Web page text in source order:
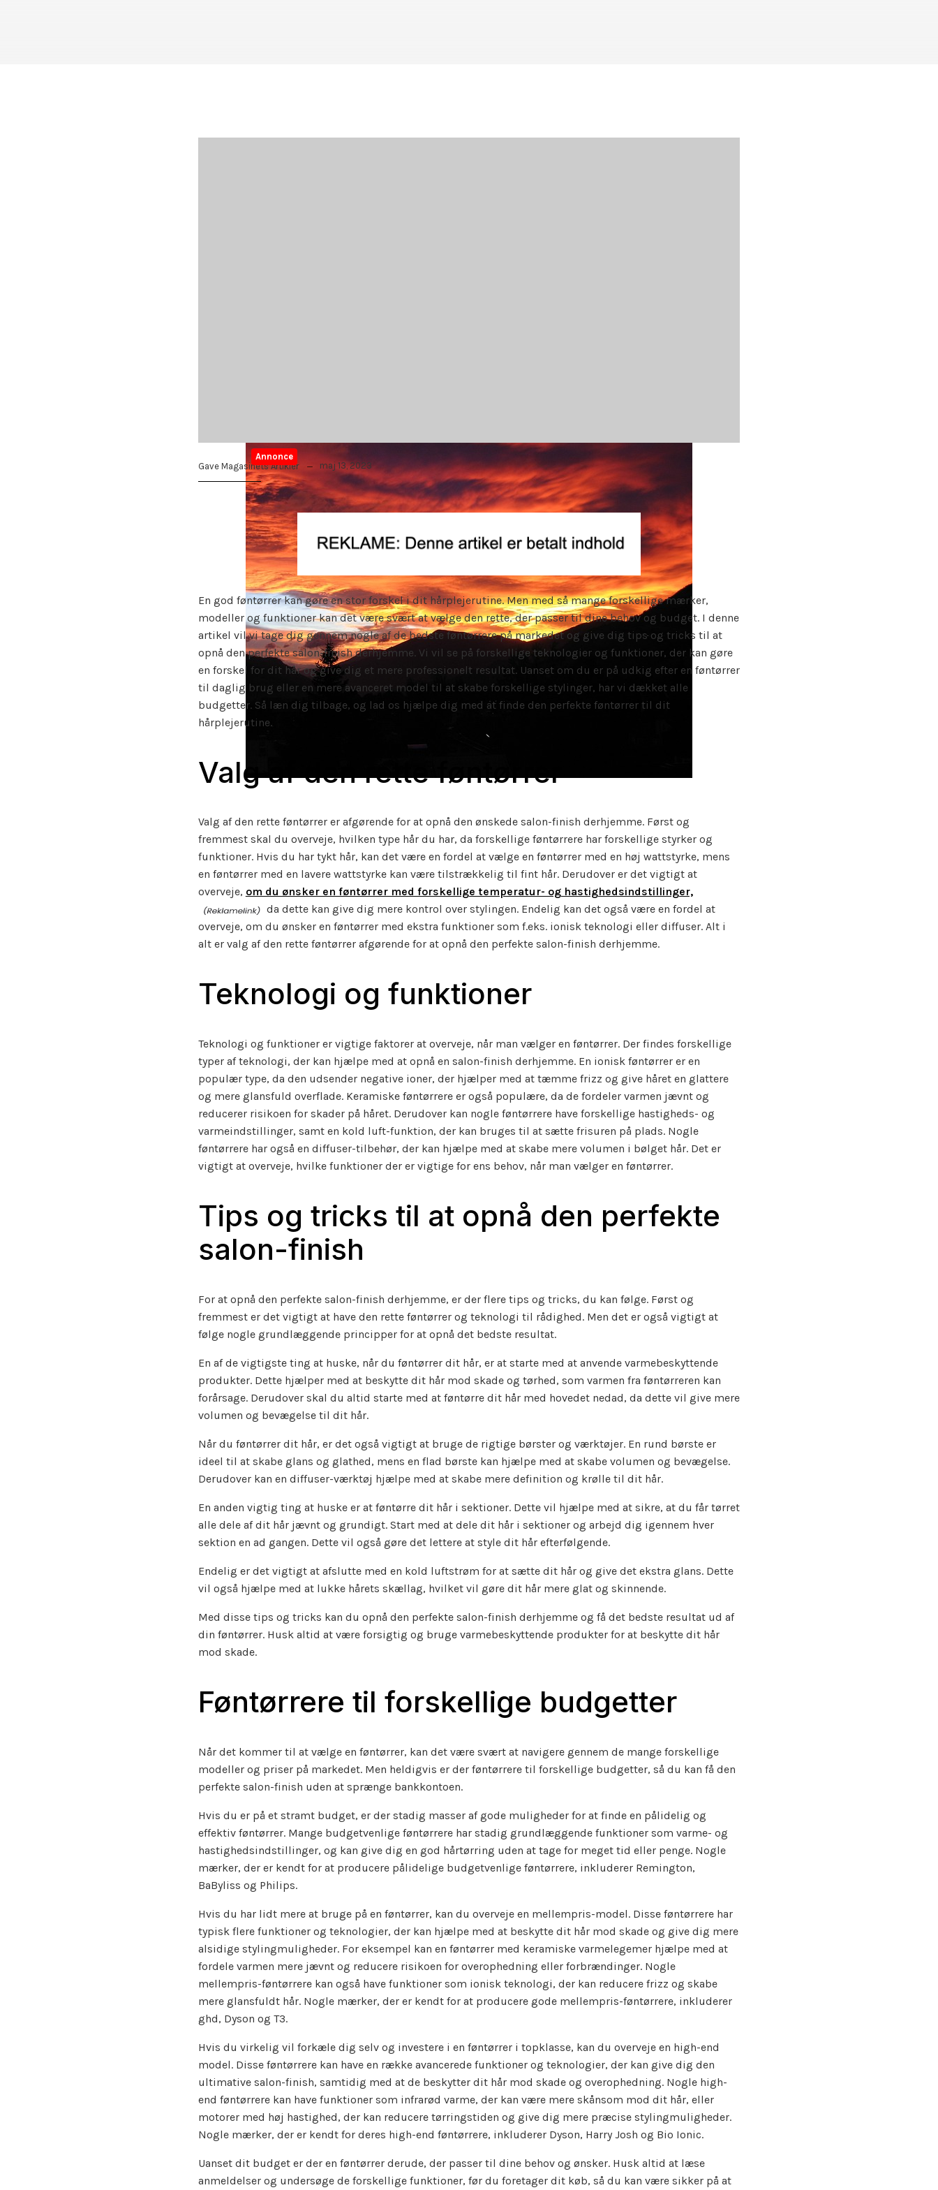
Annonce
Gave Magasinets Artikler
maj 13, 2023
En god føntørrer kan gøre en stor forskel i dit hårplejerutine. Men med så mange forskellige mærker,
modeller og funktioner kan det være svært at vælge den rette, der passer til dine behov og budget. I denne
artikel vil vi tage dig gennem nogle af de bedste føntørrere på markedet og give dig tips og tricks til at
opnå den perfekte salon-finish derhjemme. Vi vil se på forskellige teknologier og funktioner, der kan gøre
en forskel for dit hår og give dig et mere professionelt resultat. Uanset om du er på udkig efter en føntørrer
til daglig brug eller en mere avanceret model til at skabe forskellige stylinger, har vi dækket alle
budgetter. Så læn dig tilbage, og lad os hjælpe dig med at finde den perfekte føntørrer til dit
hårplejerutine.
Valg af den rette føntørrer
Valg af den rette føntørrer er afgørende for at opnå den ønskede salon-finish derhjemme. Først og
fremmest skal du overveje, hvilken type hår du har, da forskellige føntørrere har forskellige styrker og
funktioner. Hvis du har tykt hår, kan det være en fordel at vælge en føntørrer med en høj wattstyrke, mens
en føntørrer med en lavere wattstyrke kan være tilstrækkelig til fint hår. Derudover er det vigtigt at
overveje, om du ønsker en føntørrer med forskellige temperatur- og hastighedsindstillinger,
da dette kan give dig mere kontrol over stylingen. Endelig kan det også være en fordel at
overveje, om du ønsker en føntørrer med ekstra funktioner som f.eks. ionisk teknologi eller diffuser. Alt i
alt er valg af den rette føntørrer afgørende for at opnå den perfekte salon-finish derhjemme.
Teknologi og funktioner
Teknologi og funktioner er vigtige faktorer at overveje, når man vælger en føntørrer. Der findes forskellige
typer af teknologi, der kan hjælpe med at opnå en salon-finish derhjemme. En ionisk føntørrer er en
populær type, da den udsender negative ioner, der hjælper med at tæmme frizz og give håret en glattere
og mere glansfuld overflade. Keramiske føntørrere er også populære, da de fordeler varmen jævnt og
reducerer risikoen for skader på håret. Derudover kan nogle føntørrere have forskellige hastigheds- og
varmeindstillinger, samt en kold luft-funktion, der kan bruges til at sætte frisuren på plads. Nogle
føntørrere har også en diffuser-tilbehør, der kan hjælpe med at skabe mere volumen i bølget hår. Det er
vigtigt at overveje, hvilke funktioner der er vigtige for ens behov, når man vælger en føntørrer.
Tips og tricks til at opnå den perfekte
salon-finish
For at opnå den perfekte salon-finish derhjemme, er der flere tips og tricks, du kan følge. Først og
fremmest er det vigtigt at have den rette føntørrer og teknologi til rådighed. Men det er også vigtigt at
følge nogle grundlæggende principper for at opnå det bedste resultat.
En af de vigtigste ting at huske, når du føntørrer dit hår, er at starte med at anvende varmebeskyttende
produkter. Dette hjælper med at beskytte dit hår mod skade og tørhed, som varmen fra føntørreren kan
forårsage. Derudover skal du altid starte med at føntørre dit hår med hovedet nedad, da dette vil give mere
volumen og bevægelse til dit hår.
Når du føntørrer dit hår, er det også vigtigt at bruge de rigtige børster og værktøjer. En rund børste er
ideel til at skabe glans og glathed, mens en flad børste kan hjælpe med at skabe volumen og bevægelse.
Derudover kan en diffuser-værktøj hjælpe med at skabe mere definition og krølle til dit hår.
En anden vigtig ting at huske er at føntørre dit hår i sektioner. Dette vil hjælpe med at sikre, at du får tørret
alle dele af dit hår jævnt og grundigt. Start med at dele dit hår i sektioner og arbejd dig igennem hver
sektion en ad gangen. Dette vil også gøre det lettere at style dit hår efterfølgende.
Endelig er det vigtigt at afslutte med en kold luftstrøm for at sætte dit hår og give det ekstra glans. Dette
vil også hjælpe med at lukke hårets skællag, hvilket vil gøre dit hår mere glat og skinnende.
Med disse tips og tricks kan du opnå den perfekte salon-finish derhjemme og få det bedste resultat ud af
din føntørrer. Husk altid at være forsigtig og bruge varmebeskyttende produkter for at beskytte dit hår
mod skade.
Føntørrere til forskellige budgetter
Når det kommer til at vælge en føntørrer, kan det være svært at navigere gennem de mange forskellige
modeller og priser på markedet. Men heldigvis er der føntørrere til forskellige budgetter, så du kan få den
perfekte salon-finish uden at sprænge bankkontoen.
Hvis du er på et stramt budget, er der stadig masser af gode muligheder for at finde en pålidelig og
effektiv føntørrer. Mange budgetvenlige føntørrere har stadig grundlæggende funktioner som varme- og
hastighedsindstillinger, og kan give dig en god hårtørring uden at tage for meget tid eller penge. Nogle
mærker, der er kendt for at producere pålidelige budgetvenlige føntørrere, inkluderer Remington,
BaByliss og Philips.
Hvis du har lidt mere at bruge på en føntørrer, kan du overveje en mellempris-model. Disse føntørrere har
typisk flere funktioner og teknologier, der kan hjælpe med at beskytte dit hår mod skade og give dig mere
alsidige stylingmuligheder. For eksempel kan en føntørrer med keramiske varmelegemer hjælpe med at
fordele varmen mere jævnt og reducere risikoen for overophedning eller forbrændinger. Nogle
mellempris-føntørrere kan også have funktioner som ionisk teknologi, der kan reducere frizz og skabe
mere glansfuldt hår. Nogle mærker, der er kendt for at producere gode mellempris-føntørrere, inkluderer
ghd, Dyson og T3.
Hvis du virkelig vil forkæle dig selv og investere i en føntørrer i topklasse, kan du overveje en high-end
model. Disse føntørrere kan have en række avancerede funktioner og teknologier, der kan give dig den
ultimative salon-finish, samtidig med at de beskytter dit hår mod skade og overophedning. Nogle high-
end føntørrere kan have funktioner som infrarød varme, der kan være mere skånsom mod dit hår, eller
motorer med høj hastighed, der kan reducere tørringstiden og give dig mere præcise stylingmuligheder.
Nogle mærker, der er kendt for deres high-end føntørrere, inkluderer Dyson, Harry Josh og Bio Ionic.
Uanset dit budget er der en føntørrer derude, der passer til dine behov og ønsker. Husk altid at læse
anmeldelser og undersøge de forskellige funktioner, før du foretager dit køb, så du kan være sikker på at